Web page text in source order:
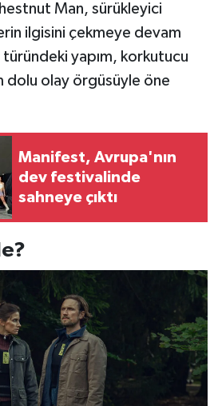
Man, sürükleyici
ilgisini çekmeye devam
yapım, korkutucu
dolu olay örgüsüyle öne
Manifest, Avrupa'nın
dev festivalinde
sahneye çıktı